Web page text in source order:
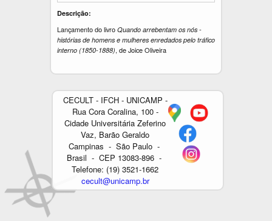
Descrição:
Lançamento do livro Quando arrebentam os nós -
histórias de homens e mulheres enredados pelo tráfico
interno (1850-1888), de Joice Oliveira
CECULT - IFCH - UNICAMP -
Rua Cora Coralina, 100 -
Cidade Universitária Zeferino
Vaz, Barão Geraldo
Campinas - São Paulo -
Brasil - CEP 13083-896 -
Telefone: (19) 3521-1662
cecult@unicamp.br